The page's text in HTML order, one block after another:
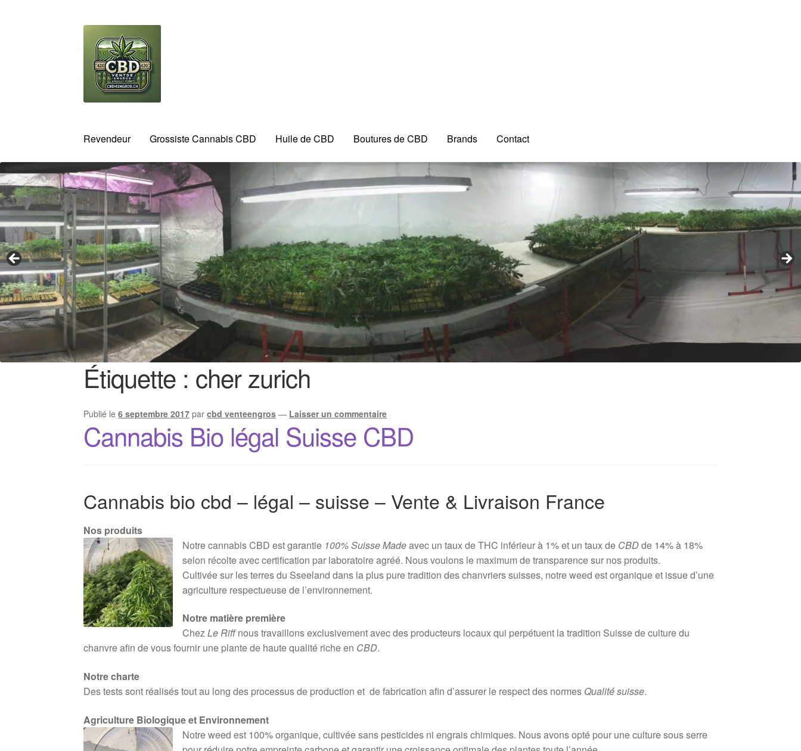
navigation
contenu
Revendeur Grossiste Cannabis CBD Huile de CBD Boutures de CBD Brands Contact
Étiquette : cher zurich
Publié le6 septembre 2017 parcbd venteengros — Laisser un commentaire
Cannabis Bio légal Suisse CBD
Cannabis bio cbd – légal – suisse – Vente & Livraison France
Nos produits
Notre cannabis CBD est garantie 100% Suisse Madeavec un taux de THC inférieur à 1% et un taux de CBDde 14% à 18%
selon récolte avec certification par laboratoire agréé. Nous voulons le maximum de transparence sur nos produits.
Cultivée sur les terres du Sseeland dans la plus pure tradition des chanvriers suisses, notre weed est organique et issue d’une
agriculture respectueuse de l’environnement.
Notre matière première
ChezLe Riffnous travaillons exclusivement avec des producteurs locaux qui perpétuent la tradition Suisse de culture du
chanvre afin de vous fournir une plante de haute qualité riche en CBD.
Notre charte
Des tests sont réalisés tout au long des processus de production et de fabrication afin d’assurer le respect des normes Qualité suisse.
Agriculture Biologique et Environnement
Notre weed est 100% organique, cultivée sans pesticides ni engrais chimiques. Nous avons opté pour une culture sous serre